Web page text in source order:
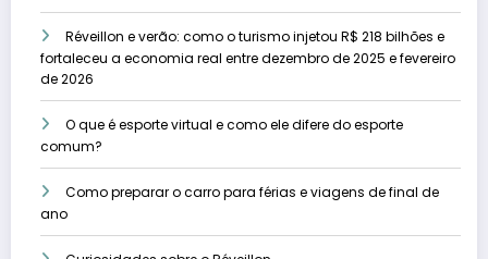
Réveillon e verão: como o turismo injetou R$ 218 bilhões e
fortaleceu a economia real entre dezembro de 2025 e fevereiro
de 2026
O que é esporte virtual e como ele difere do esporte
comum?
Como preparar o carro para férias e viagens de final de
ano